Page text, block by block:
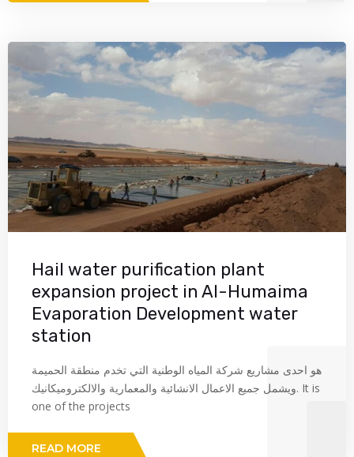
Hail water purification plant
expansion project in Al-Humaima
Evaporation Development water
station
هو احدى مشاريع شركة المياه الوطنية التي تخدم منطقة الحميمة
ويشمل جميع الاعمال الانشائية والمعمارية والالكتروميكانيك. It is
one of the projects
READ MORE